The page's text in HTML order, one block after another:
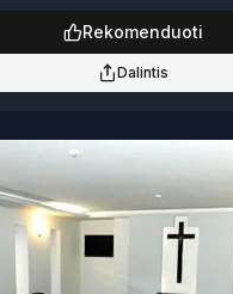
Rekomenduoti
Dalintis